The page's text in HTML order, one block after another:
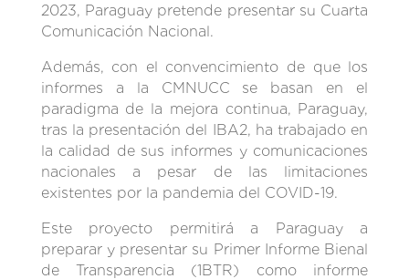
2023, Paraguay pretende presentar su Cuarta
Comunicación Nacional.
Además, con el convencimiento de que los
informes a la CMNUCC se basan en el
paradigma de la mejora continua, Paraguay,
tras la presentación del IBA2, ha trabajado en
la calidad de sus informes y comunicaciones
nacionales a pesar de las limitaciones
existentes por la pandemia del COVID-19.
Este proyecto permitirá a Paraguay a
preparar y presentar su Primer Informe Bienal
de Transparencia (1BTR) como informe